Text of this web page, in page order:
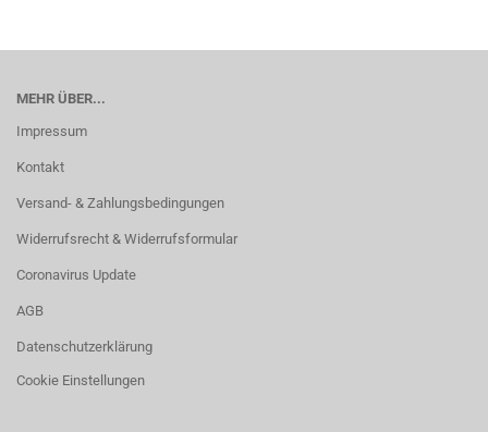
MEHR ÜBER...
Impressum
Kontakt
Versand- & Zahlungsbedingungen
Widerrufsrecht & Widerrufsformular
Coronavirus Update
AGB
Datenschutzerklärung
Cookie Einstellungen